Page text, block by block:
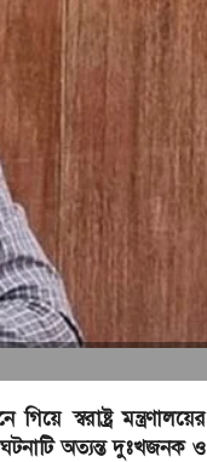
স্বরাষ্ট্র মন্ত্রণালয়ের
অত্যন্ত দুঃখজনক ও